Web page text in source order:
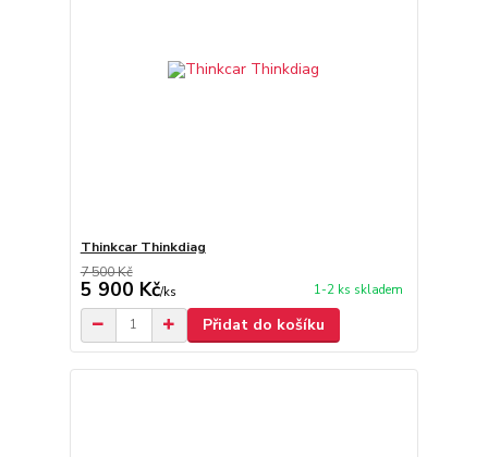
Thinkcar Thinkdiag
7 500 Kč
5 900 Kč/ks 1-2 ks skladem
Přidat do košíku